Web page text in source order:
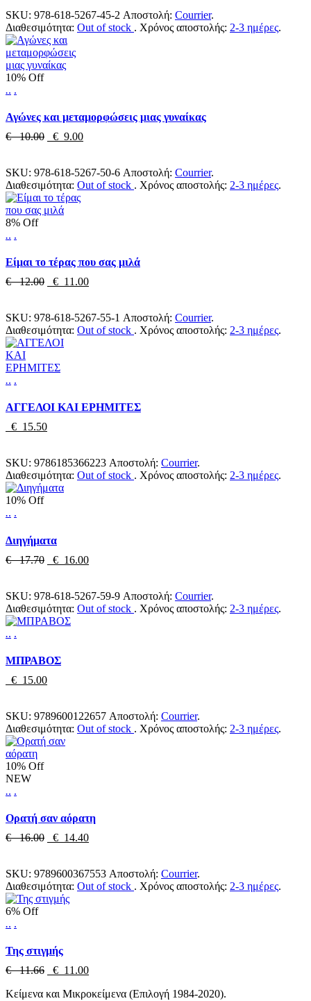
SKU: 978-618-5267-45-2 Αποστολή: Courrier.
Διαθεσιμότητα: Out of stock . Χρόνος αποστολής: 2-3 ημέρες.
10% Off
.. .
Αγώνες και μεταμορφώσεις μιας γυναίκας
€ 10.00
€ 9.00
SKU: 978-618-5267-50-6 Αποστολή: Courrier.
Διαθεσιμότητα: Out of stock . Χρόνος αποστολής: 2-3 ημέρες.
8% Off
.. .
Είμαι το τέρας που σας μιλά
€ 12.00
€ 11.00
SKU: 978-618-5267-55-1 Αποστολή: Courrier.
Διαθεσιμότητα: Out of stock . Χρόνος αποστολής: 2-3 ημέρες.
.. .
ΑΓΓΕΛΟΙ ΚΑΙ ΕΡΗΜΙΤΕΣ
€ 15.50
SKU: 9786185366223 Αποστολή: Courrier.
Διαθεσιμότητα: Out of stock . Χρόνος αποστολής: 2-3 ημέρες.
10% Off
.. .
Διηγήματα
€ 17.70
€ 16.00
SKU: 978-618-5267-59-9 Αποστολή: Courrier.
Διαθεσιμότητα: Out of stock . Χρόνος αποστολής: 2-3 ημέρες.
.. .
ΜΠΡΑΒΟΣ
€ 15.00
SKU: 9789600122657 Αποστολή: Courrier.
Διαθεσιμότητα: Out of stock . Χρόνος αποστολής: 2-3 ημέρες.
10% Off
NEW
.. .
Ορατή σαν αόρατη
€ 16.00
€ 14.40
SKU: 9789600367553 Αποστολή: Courrier.
Διαθεσιμότητα: Out of stock . Χρόνος αποστολής: 2-3 ημέρες.
6% Off
.. .
Της στιγμής
€ 11.66
€ 11.00
Κείμενα και Μικροκείμενα (Επιλογή 1984-2020).